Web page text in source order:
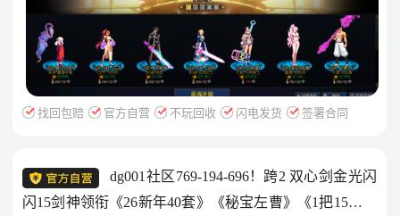
金乡誓约毕业】&红眼【7775】【双尊】【龙武】【黄金
乡誓约】其他细节看图！！！
找回包赔 官方自营 不玩回收 闪电发货 签署合同
dg001社区769-194-696！跨2 双心剑金光闪
闪15剑神领衔《26新年40套》《秘宝左曹》《1把15武器